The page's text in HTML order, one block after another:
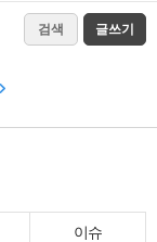
검색 글쓰기
이슈